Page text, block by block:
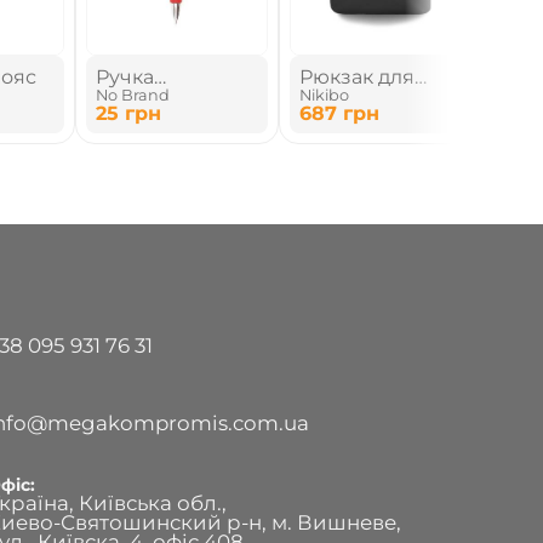
Ручка
шариковая
пластиковая
No Brand
25 грн
Рюкзак для
ноутбука
Nikibo
687 грн
095 931 76 31
Київська обл.,
Святошинский р-н, м. Вишневе,